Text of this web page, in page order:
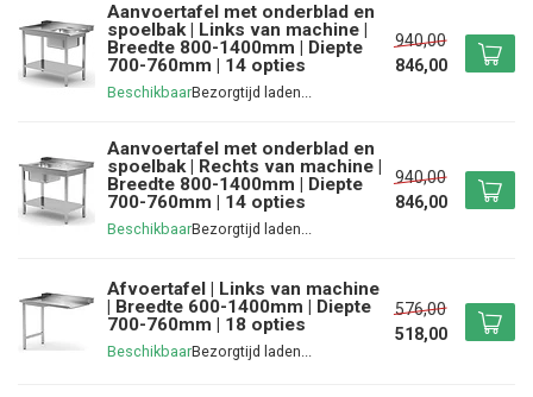
Aanvoertafel met onderblad en
spoelbak | Links van machine |
Breedte 800-1400mm | Diepte
700-760mm | 14 opties
Beschikbaar
940,00
846,00
Aanvoertafel met onderblad en
spoelbak | Rechts van machine |
Breedte 800-1400mm | Diepte
700-760mm | 14 opties
Beschikbaar
940,00
846,00
Afvoertafel | Links van machine
| Breedte 600-1400mm | Diepte
700-760mm | 18 opties
Beschikbaar
576,00
518,00